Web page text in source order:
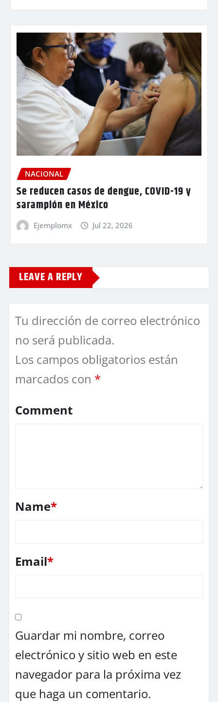
NACIONAL
Se reducen casos de dengue, COVID-19 y
sarampión en México
Ejemplomx Jul 22, 2026
LEAVE A REPLY
Tu dirección de correo electrónico
no será publicada.
Los campos obligatorios están
marcados con *
Comment
Name*
Email*
Guardar mi nombre, correo
electrónico y sitio web en este
navegador para la próxima vez
que haga un comentario.